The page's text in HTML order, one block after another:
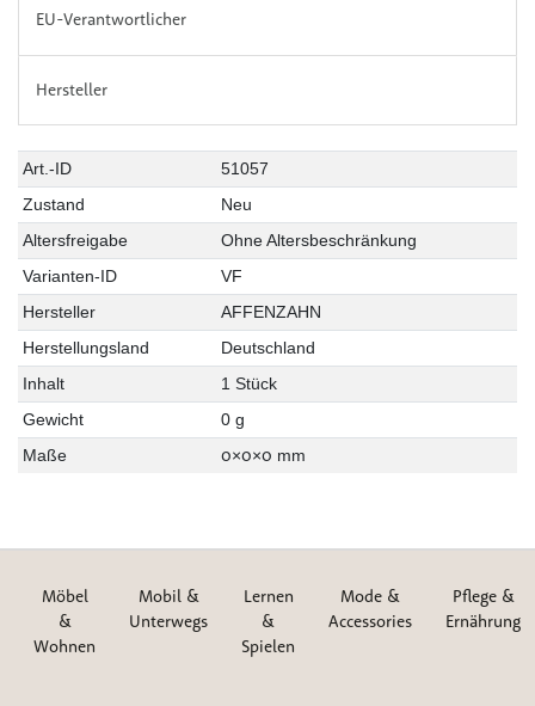
EU-Verantwortlicher
Hersteller
Art.-ID
51057
Zustand
Neu
Altersfreigabe
Ohne Altersbeschränkung
Varianten-ID
VF
Hersteller
AFFENZAHN
Herstellungsland
Deutschland
Inhalt
1 Stück
Gewicht
0 g
Maße
0×0×0 mm
Möbel
&
Wohnen
Mobil &
Unterwegs
Lernen
&
Spielen
Mode &
Accessories
Pflege &
Ernährung